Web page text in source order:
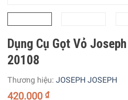
Dụng Cụ Gọt Vỏ
20108
Thương hiệu: JOSEPH JOSEPH
420.000 ₫